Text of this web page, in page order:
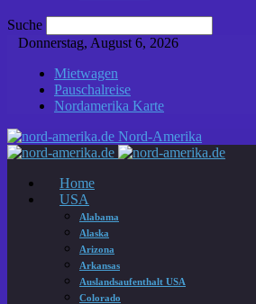
Suche
Donnerstag, August 6, 2026
Mietwagen
Pauschalreise
Nordamerika Karte
Nord-Amerika
Home
USA
Alabama
Alaska
Arizona
Arkansas
Auslandsaufenthalt USA
Colorado